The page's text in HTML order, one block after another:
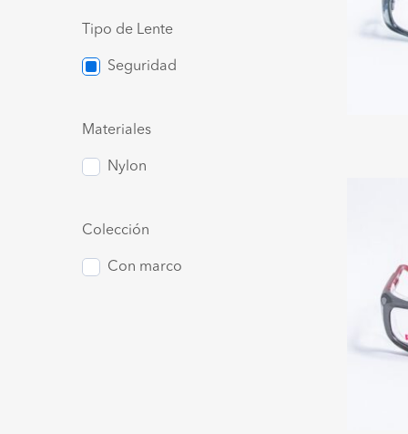
Tipo de Lente
Seguridad
Materiales
Nylon
Colección
Con marco